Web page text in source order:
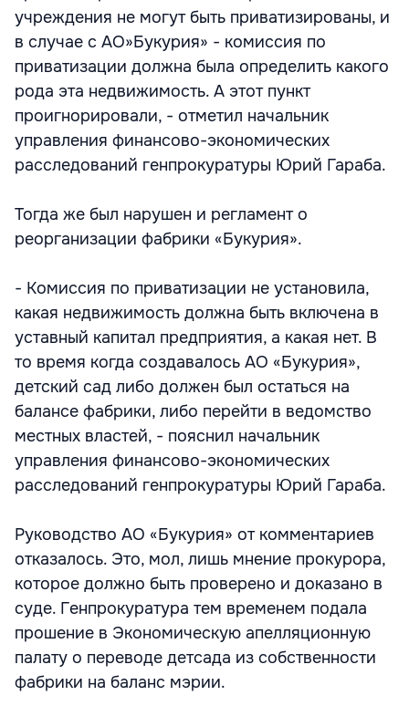
учреждения не могут быть приватизированы, и
в случае с АО»Букурия» - комиссия по
приватизации должна была определить какого
рода эта недвижимость. А этот пункт
проигнорировали, - отметил начальник
управления финансово-экономических
расследований генпрокуратуры Юрий Гараба.
Тогда же был нарушен и регламент о
реорганизации фабрики «Букурия».
- Комиссия по приватизации не установила,
какая недвижимость должна быть включена в
уставный капитал предприятия, а какая нет. В
то время когда создавалось АО «Букурия»,
детский сад либо должен был остаться на
балансе фабрики, либо перейти в ведомство
местных властей, - пояснил начальник
управления финансово-экономических
расследований генпрокуратуры Юрий Гараба.
Руководство АО «Букурия» от комментариев
отказалось. Это, мол, лишь мнение прокурора,
которое должно быть проверено и доказано в
суде. Генпрокуратура тем временем подала
прошение в Экономическую апелляционную
палату о переводе детсада из собственности
фабрики на баланс мэрии.